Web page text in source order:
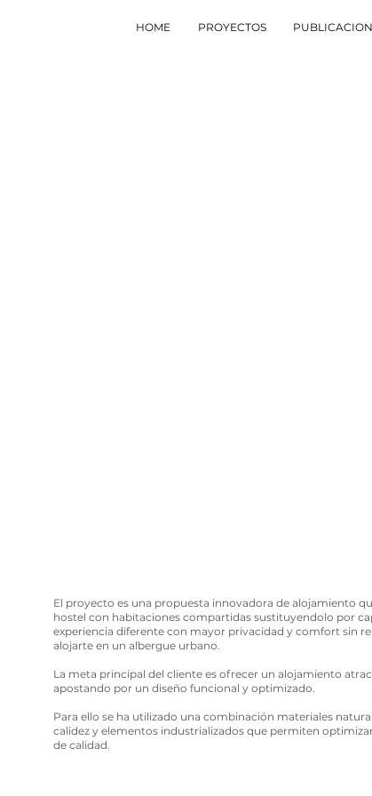
HOME PROYECTOS
El proyecto es una propuesta innovadora de alojamiento
hostel con habitaciones compartidas sustituyendolo por
experiencia diferente con mayor privacidad y comfort sin
alojarte en un albergue urbano.
La meta principal del cliente es ofrecer un alojamiento
apostando por un diseño funcional y optimizado.
Para ello se ha utilizado una combinación materiales
calidez y elementos industrializados que permiten
de calidad.